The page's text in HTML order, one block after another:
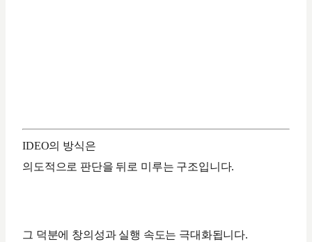
IDEO의 방식은
의도적으로 판단을 뒤로 미루는 구조입니다.
그 덕분에 창의성과 실행 속도는 극대화됩니다.